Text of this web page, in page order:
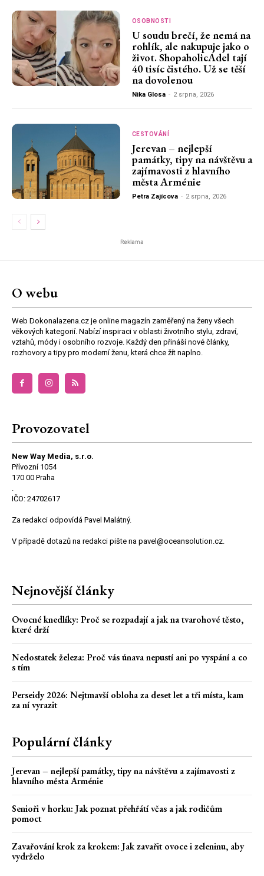
OSOBNOSTI
U soudu brečí, že nemá na
rohlík, ale nakupuje jako o
život. ShopaholicAdel tají
40 tisíc čistého. Už se těší
na dovolenou
Nika Glosa - 2 srpna, 2026
CESTOVÁNÍ
Jerevan – nejlepší
památky, tipy na návštěvu a
zajímavosti z hlavního
města Arménie
Petra Zajícova - 2 srpna, 2026
Reklama
O webu
Web Dokonalazena.cz je online magazín zaměřený na ženy všech
věkových kategorií. Nabízí inspiraci v oblasti životního stylu, zdraví,
vztahů, módy i osobního rozvoje. Každý den přináší nové články,
rozhovory a tipy pro moderní ženu, která chce žít naplno.
Provozovatel
New Way Media, s.r.o.
Přívozní 1054
170 00 Praha
.
IČO: 24702617
Za redakci odpovídá Pavel Malátný.
V případě dotazů na redakci pište na pavel@oceansolution.cz.
Nejnovější články
Ovocné knedlíky: Proč se rozpadají a jak na tvarohové těsto,
které drží
Nedostatek železa: Proč vás únava nepustí ani po vyspání a co
s tím
Perseidy 2026: Nejtmavší obloha za deset let a tři místa, kam
za ní vyrazit
Populární články
Jerevan – nejlepší památky, tipy na návštěvu a zajímavosti z
hlavního města Arménie
Senioři v horku: Jak poznat přehřátí včas a jak rodičům
pomoct
Zavařování krok za krokem: Jak zavařit ovoce i zeleninu, aby
vydrželo